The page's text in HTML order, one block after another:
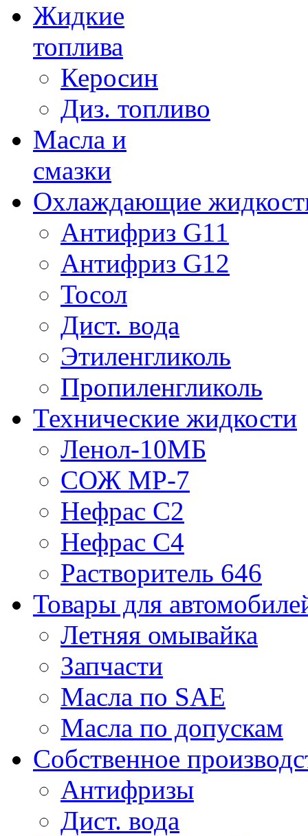
Жидкие
топлива
Керосин
Диз. топливо
Масла и
смазки
Охлаждающие
Антифриз G11
Антифриз G12
Тосол
Дист. вода
Этиленгликоль
Пропиленгликоль
Технические жидкости
Ленол-10МБ
СОЖ МР-7
Нефрас С2
Нефрас С4
Растворитель 646
Товары для
Летняя омывайка
Запчасти
Масла по SAE
Масла по допускам
Собственное
Антифризы
Дист. вода